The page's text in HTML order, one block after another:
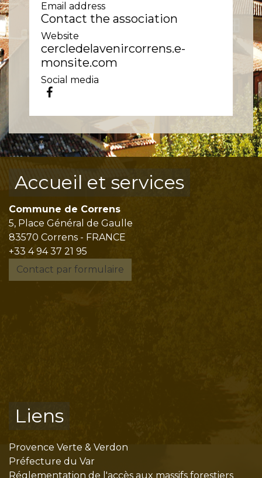
Email address
Contact the association
Website
cercledelavenircorrens.e-
monsite.com
Social media
Accueil et services
Commune de Correns
5, Place Général de Gaulle
83570 Correns - FRANCE
+33 4 94 37 21 95
Contact par formulaire
Liens
Provence Verte & Verdon
Préfecture du Var
Réglementation de l'accès aux massifs forestiers